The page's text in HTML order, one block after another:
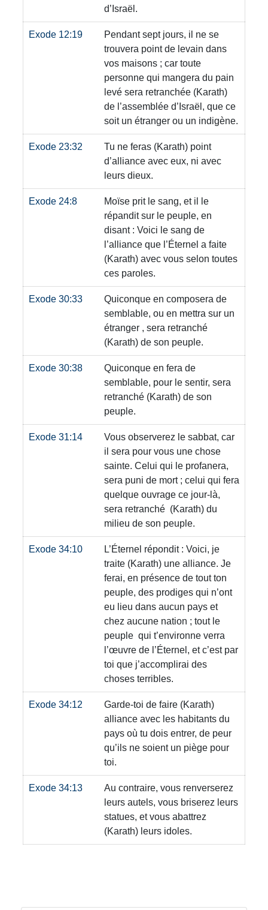
d’Israël.
Exode 12:19
Pendant sept jours, il ne se
trouvera point de levain dans
vos maisons ; car toute
personne qui mangera du pain
levé sera retranchée (Karath)
de l’assemblée d’Israël, que ce
soit un étranger ou un indigène.
Exode 23:32 Tu ne feras (Karath) point
d’alliance avec eux, ni avec
leurs dieux.
Exode 24:8
Moïse prit le sang, et il le
répandit sur le peuple, en
disant : Voici le sang de
l’alliance que l’Éternel a faite
(Karath) avec vous selon toutes
ces paroles.
Exode 30:33
Quiconque en composera de
semblable, ou en mettra sur un
étranger , sera retranché
(Karath) de son peuple.
Exode 30:38
Quiconque en fera de
semblable, pour le sentir, sera
retranché (Karath) de son
peuple.
Exode 31:14
Vous observerez le sabbat, car
il sera pour vous une chose
sainte. Celui qui le profanera,
sera puni de mort ; celui qui fera
quelque ouvrage ce jour-là,
sera retranché (Karath) du
milieu de son peuple.
Exode 34:10
L’Éternel répondit : Voici, je
traite (Karath) une alliance. Je
ferai, en présence de tout ton
peuple, des prodiges qui n’ont
eu lieu dans aucun pays et
chez aucune nation ; tout le
peuple qui t’environne verra
l’œuvre de l’Éternel, et c’est par
toi que j’accomplirai des
choses terribles.
Exode 34:12 Garde-toi de faire (Karath)
alliance avec les habitants du
pays où tu dois entrer, de peur
qu’ils ne soient un piège pour
toi.
Exode 34:13
Au contraire, vous renverserez
leurs autels, vous briserez leurs
statues, et vous abattrez
(Karath) leurs idoles.